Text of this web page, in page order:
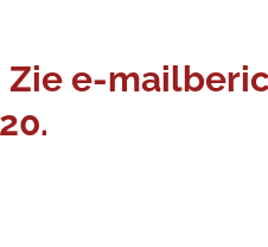
Zie e-